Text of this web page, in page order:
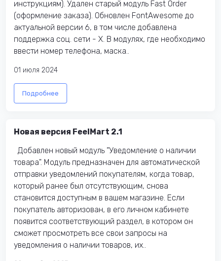
инструкциям). Удален старый модуль Fast Order
(оформление заказа). Обновлен FontAwesome до
актуальной версии 6, в том числе добавлена
поддержка соц. сети - X. В модулях, где необходимо
ввести номер телефона, маска..
01 июля 2024
Подробнее
Новая версия FeelMart 2.1
Добавлен новый модуль "Уведомление о наличии
товара". Модуль предназначен для автоматической
отправки уведомлений покупателям, когда товар,
который ранее был отсутствующим, снова
становится доступным в вашем магазине. Если
покупатель авторизован, в его личном кабинете
появится соответствующий раздел, в котором он
сможет просмотреть все свои запросы на
уведомления о наличии товаров, их..